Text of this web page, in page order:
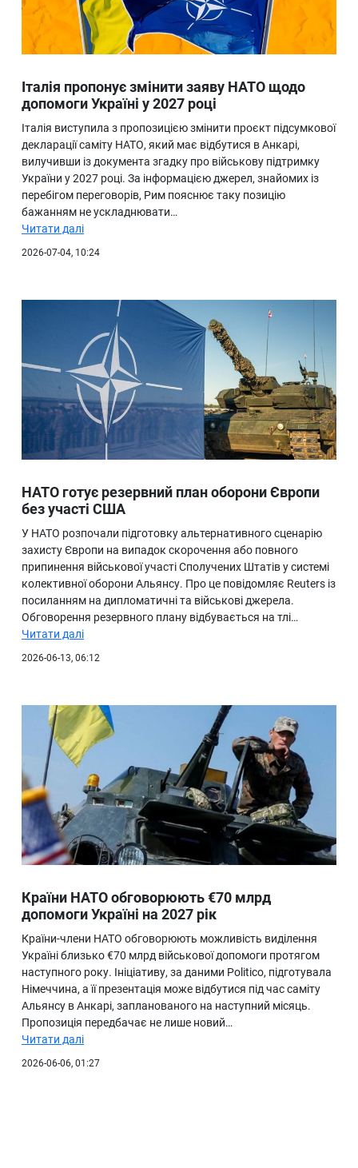
Італія пропонує змінити заяву НАТО щодо
допомоги Україні у 2027 році
Італія виступила з пропозицією змінити проєкт підсумкової
декларації саміту НАТО, який має відбутися в Анкарі,
вилучивши із документа згадку про військову підтримку
України у 2027 році. За інформацією джерел, знайомих із
перебігом переговорів, Рим пояснює таку позицію
бажанням не ускладнювати…
Читати далі
2026-07-04, 10:24
НАТО готує резервний план оборони Європи
без участі США
У НАТО розпочали підготовку альтернативного сценарію
захисту Європи на випадок скорочення або повного
припинення військової участі Сполучених Штатів у системі
колективної оборони Альянсу. Про це повідомляє Reuters із
посиланням на дипломатичні та військові джерела.
Обговорення резервного плану відбувається на тлі…
Читати далі
2026-06-13, 06:12
Країни НАТО обговорюють €70 млрд
допомоги Україні на 2027 рік
Країни-члени НАТО обговорюють можливість виділення
Україні близько €70 млрд військової допомоги протягом
наступного року. Ініціативу, за даними Politico, підготувала
Німеччина, а її презентація може відбутися під час саміту
Альянсу в Анкарі, запланованого на наступний місяць.
Пропозиція передбачає не лише новий…
Читати далі
2026-06-06, 01:27